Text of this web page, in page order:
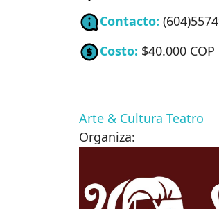
Contacto:
Costo: $40.000 COP
Arte & Cultura Teatro
Organiza: